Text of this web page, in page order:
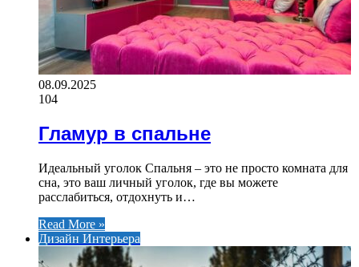
08.09.2025
104
Гламур в спальне
Идеальный уголок Спальня – это не просто комната для
сна, это ваш личный уголок, где вы можете
расслабиться, отдохнуть и…
Read More »
Дизайн Интерьера